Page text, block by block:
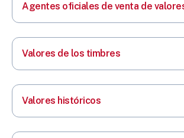
Agentes oficiales de venta de
Valores de los timbres
Valores históricos